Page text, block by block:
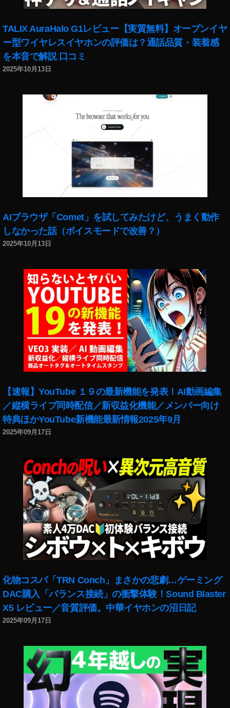
ニ
ー
新
製
品
TALIX AuraHalo G1レビュー【実質無料】オープンイヤ
ー型ワイヤレスイヤホンの評価は？通話品質・装着感
を本音で解説 口コミ
2025年10月13日
AIブラウザ「Comet」を試してみたけど、うまく動作
しなかった話（ボイスモードで改善？）
2025年10月13日
【速報】YouTube １９の最新機能を発表！AI動画編集
／縦横ライブ同時配信／新収益化機能／メンバー向け
特典ほかYouTube新機能最新情報2025年9月
2025年09月17日
化物コスパ「TRN Conch」まさかの悲劇…ゲーミング
DAC購入「バランス接続」の衝撃体験！Sound Blaster
X5 レビュー／音質評価。中華イヤホンの沼日記
2025年09月17日